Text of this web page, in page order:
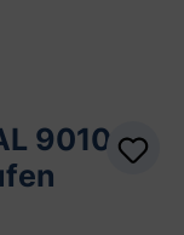
9010